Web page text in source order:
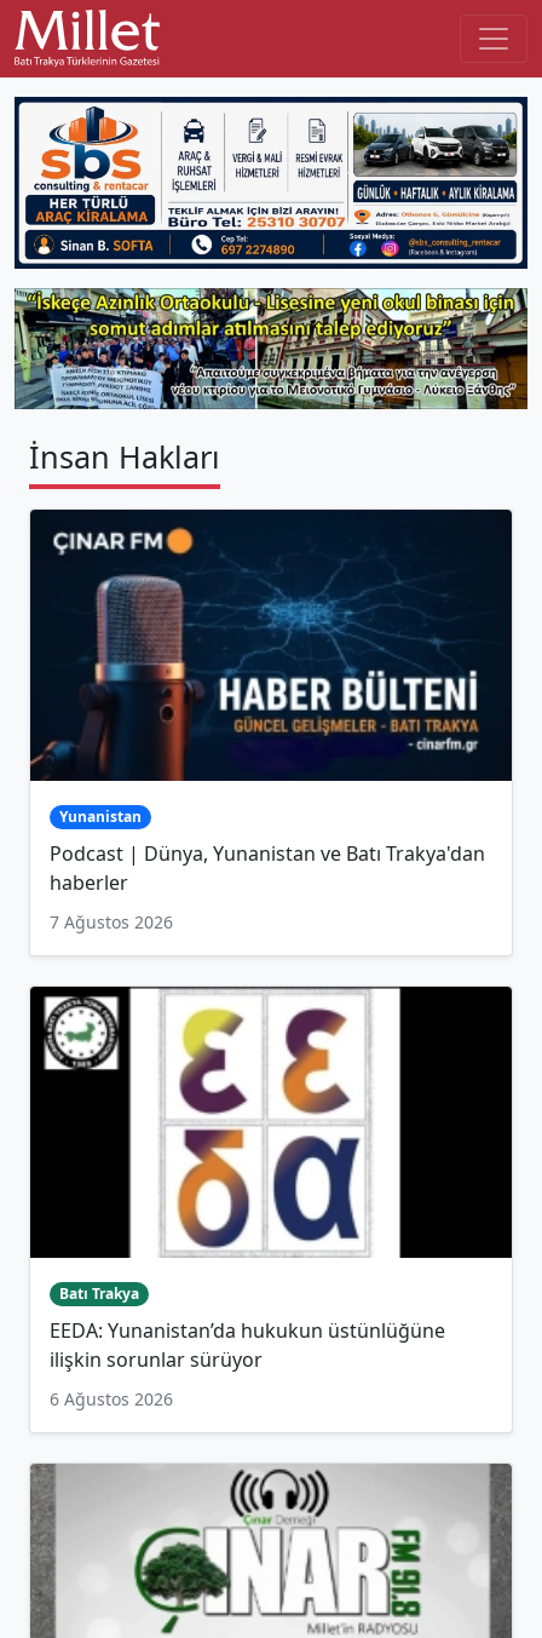
İnsan Hakları
Yunanistan
Podcast | Dünya, Yunanistan ve Batı Trakya'dan
haberler
7 Ağustos 2026
Batı Trakya
EEDA: Yunanistan’da hukukun üstünlüğüne
ilişkin sorunlar sürüyor
6 Ağustos 2026